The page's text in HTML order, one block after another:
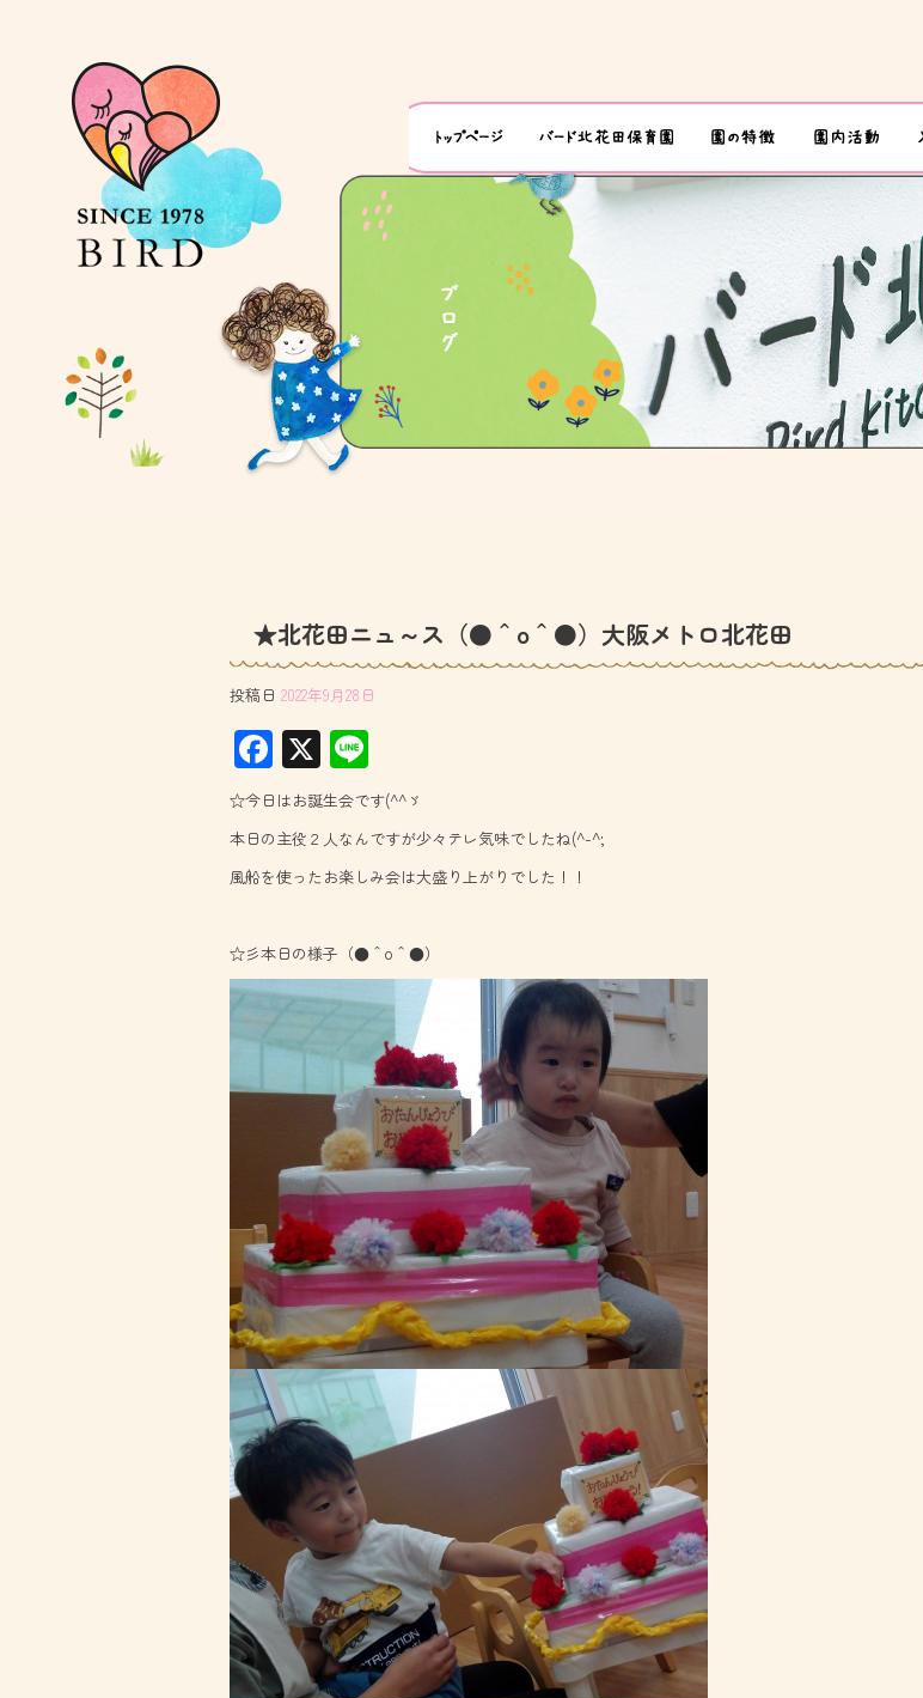
★北花田ニュ～ス（●＾o＾●）大阪メトロ北花田
投稿日 2022年9月28日
F
ac
e
b
o
ok
X
ne
☆今日はお誕生会です(^^ゞ
本日の主役２人なんですが少々テレ気味でしたね(^-^;
風船を使ったお楽しみ会は大盛り上がりでした！！
☆彡本日の様子（●＾o＾●）